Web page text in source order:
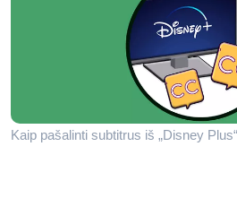
Kaip pašalinti subtitrus iš „Disney